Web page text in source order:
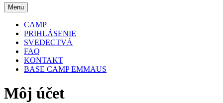
Menu
CAMP
PRIHLÁSENIE
SVEDECTVÁ
FAQ
KONTAKT
BASE CAMP EMMAUS
Môj účet